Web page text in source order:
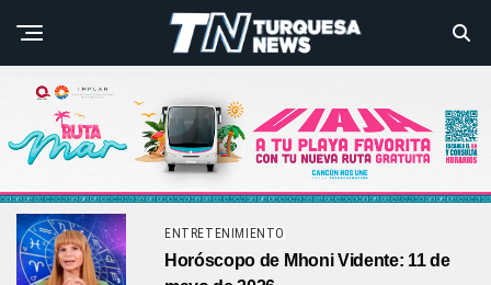
ENTRETENIMIENTO
Horóscopo de Mhoni Vidente: 11 de